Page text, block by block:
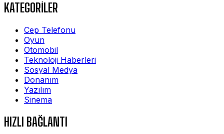
KATEGORİLER
Cep Telefonu
Oyun
Otomobil
Teknoloji Haberleri
Sosyal Medya
Donanım
Yazılım
Sinema
HIZLI BAĞLANTI